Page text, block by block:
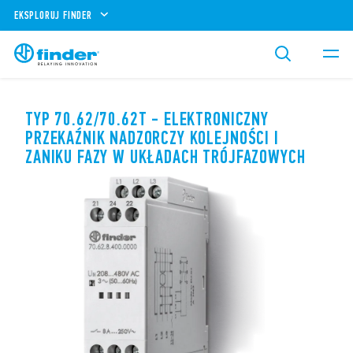
EKSPLORUJ FINDER
TYP 70.62/70.62T - ELEKTRONICZNY
PRZEKAŹNIK NADZORCZY KOLEJNOŚCI I
ZANIKU FAZY W UKŁADACH TRÓJFAZOWYCH